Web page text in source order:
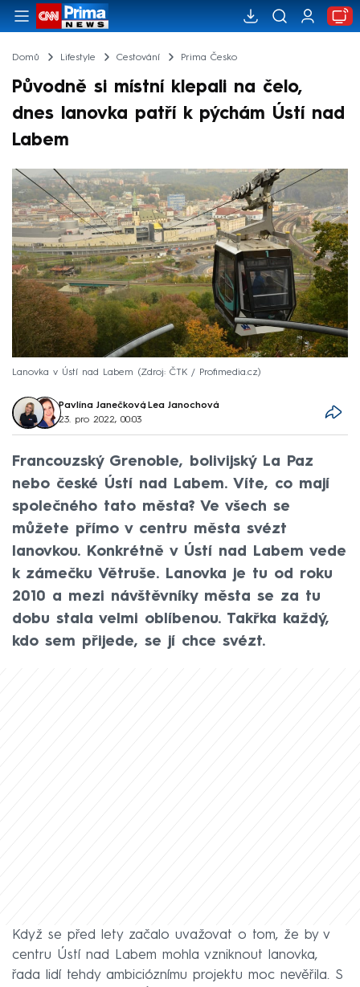
Domů Lifestyle Cestování Prima Česko
Původně si místní klepali na čelo,
dnes lanovka patří k pýchám Ústí nad
Labem
Lanovka v Ústí nad Labem Zdroj: ČTK / Profimedia.cz
Pavlína Janečková, Lea Janochová
23. pro 2022, 00:03
Francouzský Grenoble, bolivijský La Paz
nebo české Ústí nad Labem. Víte, co mají
společného tato města? Ve všech se
můžete přímo v centru města svézt
lanovkou. Konkrétně v Ústí nad Labem vede
k zámečku Větruše. Lanovka je tu od roku
2010 a mezi návštěvníky města se za tu
dobu stala velmi oblíbenou. Takřka každý,
kdo sem přijede, se jí chce svézt.
Když se před lety začalo uvažovat o tom, že by v
centru Ústí nad Labem mohla vzniknout lanovka,
řada lidí tehdy ambicióznímu projektu moc nevěřila. S